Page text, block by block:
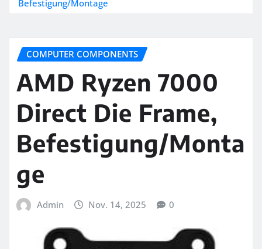
Befestigung/Montage
COMPUTER COMPONENTS
AMD Ryzen 7000
Direct Die Frame,
Befestigung/Monta
ge
Admin Nov. 14, 2025 0